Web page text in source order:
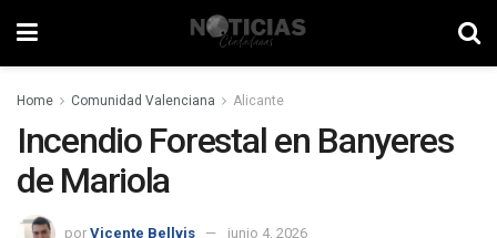
Home Comunidad Valenciana Alicante
Incendio Forestal en Banyeres
de Mariola
por Vicente Bellvis junio 4, 2026